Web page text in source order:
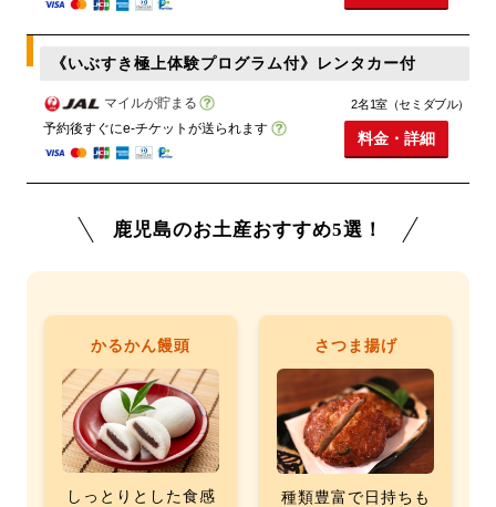
《いぶすき極上体験プログラム付》レンタカー付
マイルが貯まる
予約後すぐにe-チケットが送られます
2名1室（セミダブル）
料金・詳細
鹿児島のお土産おすすめ5選！
かるかん饅頭
しっとりとした食感
さつま揚げ
種類豊富で日持ちも